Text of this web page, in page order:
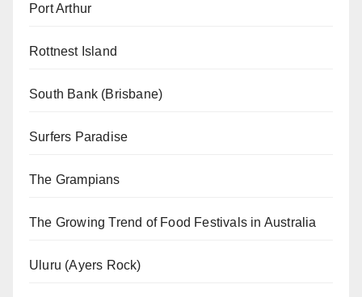
Port Arthur
Rottnest Island
South Bank (Brisbane)
Surfers Paradise
The Grampians
The Growing Trend of Food Festivals in Australia
Uluru (Ayers Rock)